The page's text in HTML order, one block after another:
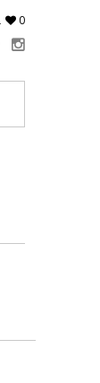
0